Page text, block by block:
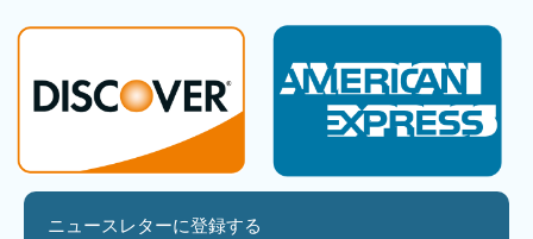
ニュースレターに登録する